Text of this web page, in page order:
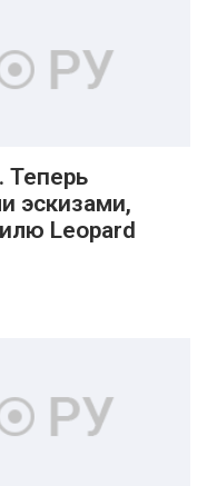
Теперь
эскизами,
Leopard